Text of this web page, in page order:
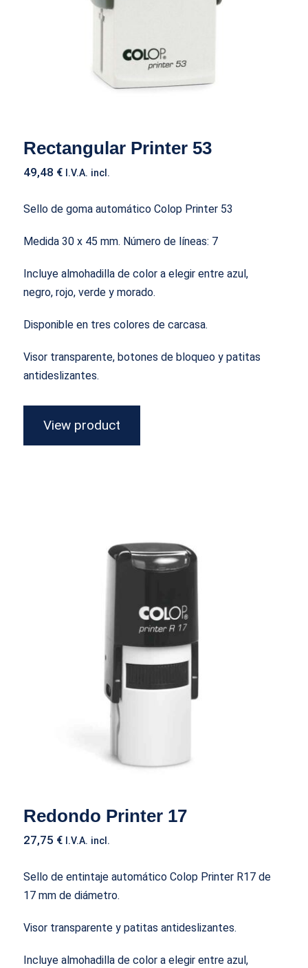
Rectangular Printer 53
49,48 € I.V.A. incl.
Sello de goma automático Colop Printer 53
Medida 30 x 45 mm. Número de líneas: 7
Incluye almohadilla de color a elegir entre azul,
negro, rojo, verde y morado.
Disponible en tres colores de carcasa.
Visor transparente, botones de bloqueo y patitas
antideslizantes.
View product
Redondo Printer 17
Redondo Printer 17
27,75 € I.V.A. incl.
Sello de entintaje automático Colop Printer R17 de
17 mm de diámetro.
Visor transparente y patitas antideslizantes.
Incluye almohadilla de color a elegir entre azul,